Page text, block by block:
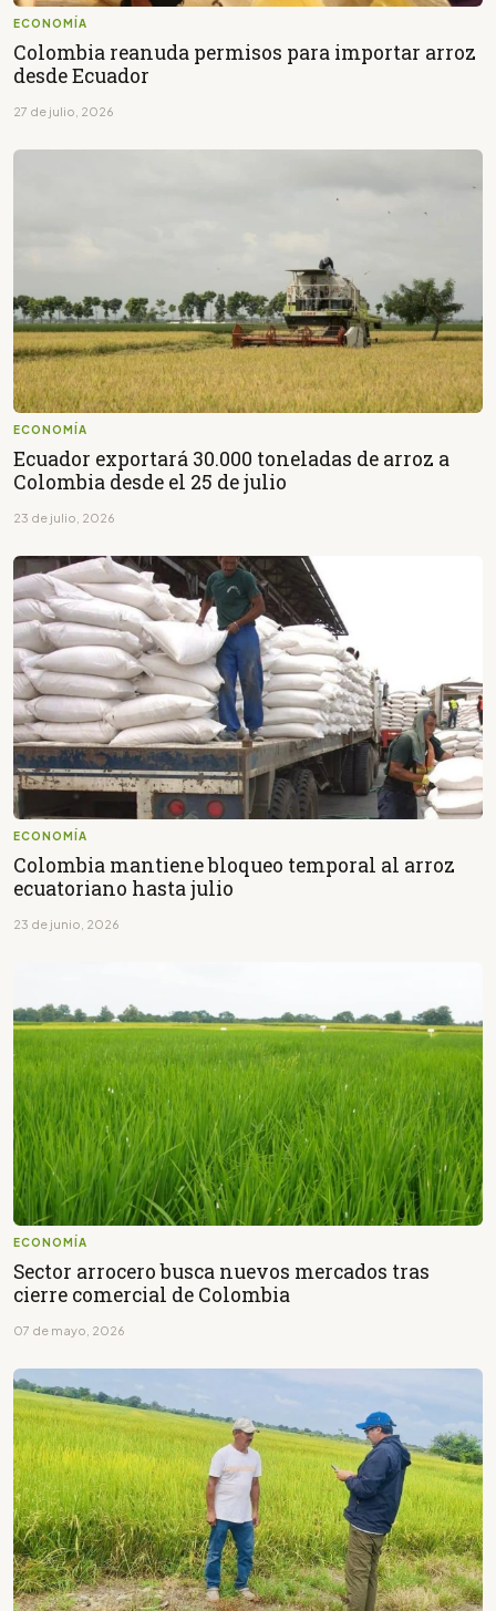
ECONOMÍA
Colombia reanuda permisos para importar arroz
desde Ecuador
27 de julio, 2026
ECONOMÍA
Ecuador exportará 30.000 toneladas de arroz a
Colombia desde el 25 de julio
23 de julio, 2026
ECONOMÍA
Colombia mantiene bloqueo temporal al arroz
ecuatoriano hasta julio
23 de junio, 2026
ECONOMÍA
Sector arrocero busca nuevos mercados tras
cierre comercial de Colombia
07 de mayo, 2026